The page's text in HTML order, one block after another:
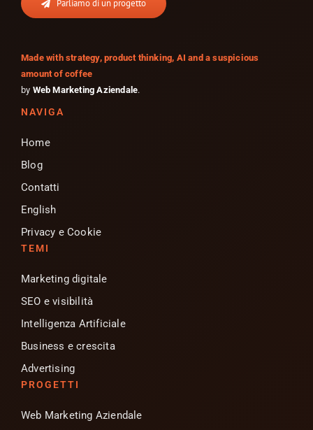
Parliamo di un progetto
Made with strategy, product thinking, AI and a suspicious
amount of coffee
by Web Marketing Aziendale.
NAVIGA
Home
Blog
Contatti
English
Privacy e Cookie
TEMI
Marketing digitale
SEO e visibilità
Intelligenza Artificiale
Business e crescita
Advertising
PROGETTI
Web Marketing Aziendale